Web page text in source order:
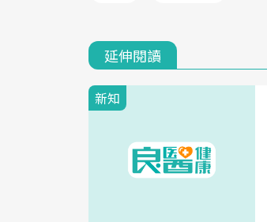
延伸閱讀
新知